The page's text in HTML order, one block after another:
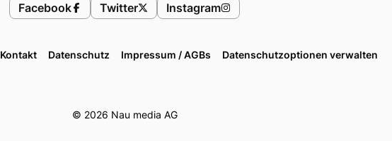
Facebook Twitter Instagram
Kontakt Datenschutz Impressum / AGBs Datenschutzoptionen verwalten
© 2026 Nau media AG